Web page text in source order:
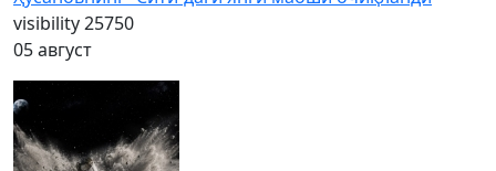
visibility25750
05 август